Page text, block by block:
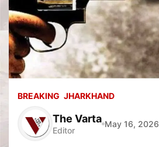
BREAKING JHARKHAND
The Varta
Editor
May 16, 2026